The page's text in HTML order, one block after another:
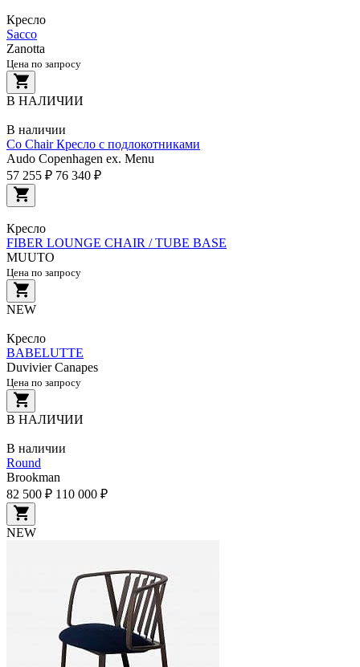
Кресло
Sacco
Zanotta
Цена по запросу
В НАЛИЧИИ
В наличии
Co Chair Кресло с подлокотниками
Audo Copenhagen ex. Menu
57 255 ₽ 76 340 ₽
Кресло
FIBER LOUNGE CHAIR / TUBE BASE
MUUTO
Цена по запросу
NEW
Кресло
BABELUTTE
Duvivier Canapes
Цена по запросу
В НАЛИЧИИ
В наличии
Round
Brookman
82 500 ₽ 110 000 ₽
NEW